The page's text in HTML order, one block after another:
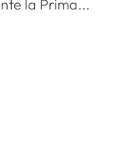
la Prima...